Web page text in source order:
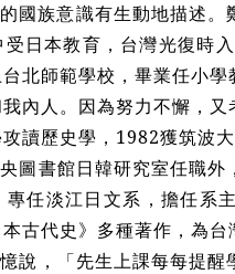
的國族意識有生動地描述
日本教育，台灣光復時
北師範學校，畢業任小
內人。因為努力不懈，
讀歷史學，1982獲筑波大
圖書館日韓研究室任職
任淡江日文系，擔任系
古代史》多種著作，為台
說，「先生上課每每提